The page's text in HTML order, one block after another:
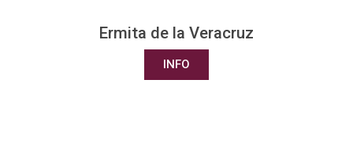
Ermita de la Veracruz
INFO